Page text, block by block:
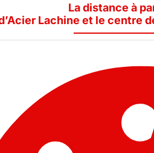
La distance à
Lachine et le centre